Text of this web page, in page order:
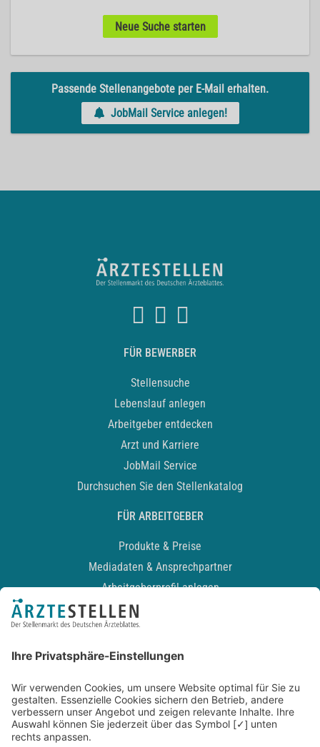
Neue Suche starten
Passende Stellenangebote per E-Mail erhalten.
JobMail Service anlegen!
FÜR BEWERBER
Stellensuche
Lebenslauf anlegen
Arbeitgeber entdecken
Arzt und Karriere
JobMail Service
Durchsuchen Sie den Stellenkatalog
FÜR ARBEITGEBER
Produkte & Preise
Mediadaten & Ansprechpartner
Arbeitgeberprofil anlegen
Recruiting-Podcast
Kontakt
Datenschutz
Newsletter